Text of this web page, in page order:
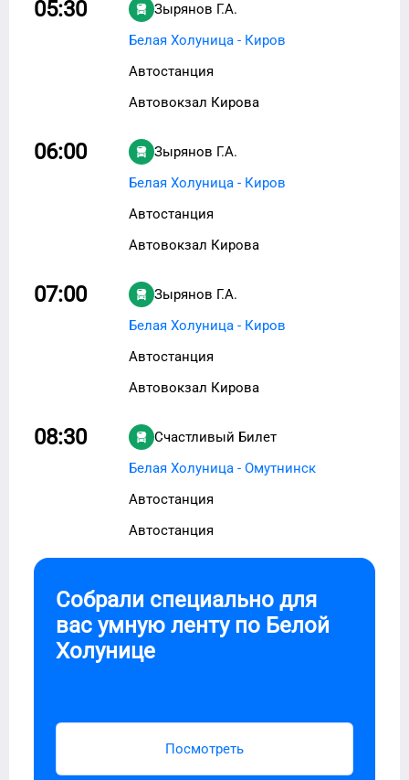
05:30
Зырянов Г.А.
Белая Холуница - Киров
Автостанция
Автовокзал Кирова
06:00
Зырянов Г.А.
Белая Холуница - Киров
Автостанция
Автовокзал Кирова
07:00
Зырянов Г.А.
Белая Холуница - Киров
Автостанция
Автовокзал Кирова
08:30
Счастливый Билет
Белая Холуница - Омутнинск
Автостанция
Автостанция
Собрали специально для
вас умную ленту по Белой
Холунице
Посмотреть